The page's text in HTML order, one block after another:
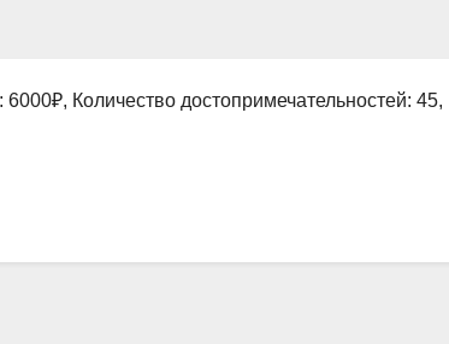
Количество достопримечательностей: 45,